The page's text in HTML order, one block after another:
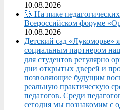
10.08.2026
🚀 На пике
Всероссийском форуме
10.08.2026
Детский сад «Лукоморье»
социальным партнером
для студентов регулярно
дни открытых дверей и
позволяющие будущим
реальную практическую
педагогов. Среди
сегодня мы познакомим с